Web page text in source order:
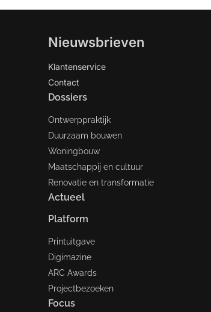
Nieuwsbrieven
Klantenservice
Contact
Dossiers
Ontwerppraktijk
Duurzaam bouwen
Woningbouw
Maatschappij en cultuur
Renovatie en transformatie
Actueel
Platform
Printuitgave
Digimazine
ARC Awards
Projectbezoeken
Focus